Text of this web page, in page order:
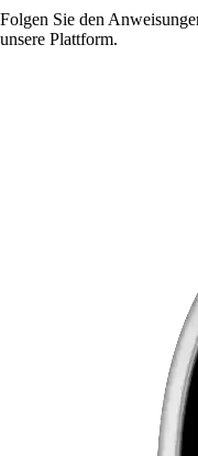
Folgen Sie den
unsere Plattform.